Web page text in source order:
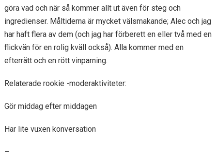
göra vad och när så kommer allt ut även för steg och
ingredienser. Måltiderna är mycket välsmakande; Alec och jag
har haft flera av dem (och jag har förberett en eller två med en
flickvän för en rolig kväll också). Alla kommer med en
efterrätt och en rött vinparning.
Relaterade rookie -moderaktiviteter:
Gör middag efter middagen
Har lite vuxen konversation
–